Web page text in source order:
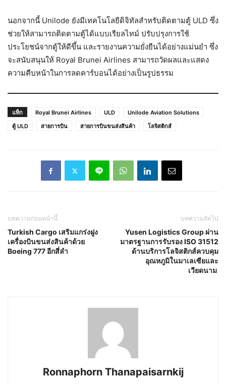
นอกจากนี้ Unilode ยังมีเทคโนโลยีดิจิทัลสำหรับติดตามตู้ ULD ซึ่ง
ช่วยให้สามารถติดตามตู้ได้แบบเรียลไทม์ ปรับปรุงการใช้
ประโยชน์จากตู้ให้ดีขึ้น และรายงานความยั่งยืนได้อย่างแม่นยำ ซึ่ง
จะสนับสนุนให้ Royal Brunei Airlines สามารถวัดผลและแสดง
ความคืบหน้าในการลดคาร์บอนได้อย่างเป็นรูปธรรม
แท็ก Royal Brunei Airlines ULD
Unilode Aviation Solutions
ตู้ ULD
สายการบิน สายการบินขนส่งสินค้า โลจิสติกส์
บทความก่อนหน้านี้
Turkish Cargo เสริมแกร่งฝูง
เครื่องบินขนส่งสินค้าด้วย
Boeing 777 อีกสี่ลำ
บทความถัดไป
Yusen Logistics Group ผ่าน
มาตรฐานการรับรอง ISO 31512
ด้านบริการโลจิสติกส์ควบคุม
อุณหภูมิในมาเลเซียและ
เวียดนาม
Ronnaphorn Thanapaisarnkij